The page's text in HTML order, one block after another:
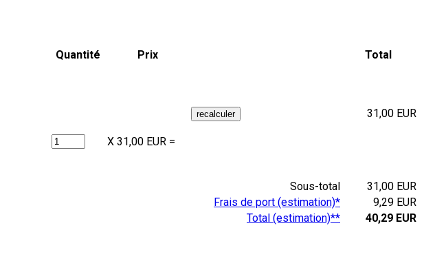
Quantité Prix Total
X 31,00 EUR =
31,00 EUR
Sous-total
31,00 EUR
Frais de port (estimation)*
9,29 EUR
Total (estimation)**
40,29 EUR